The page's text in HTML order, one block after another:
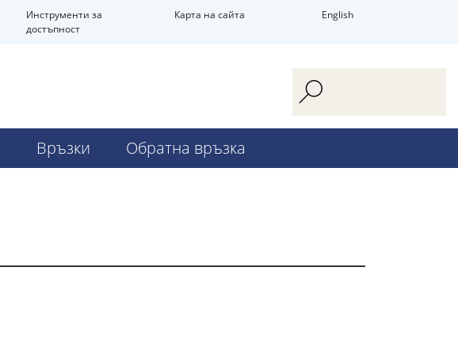
Инструменти за
достъпност
Карта на сайта English
Връзки Обратна връзка